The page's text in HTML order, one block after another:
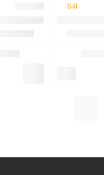
5.0